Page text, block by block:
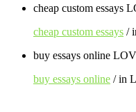
cheap custom
cheap custom essays /
buy essays online
buy essays online / in